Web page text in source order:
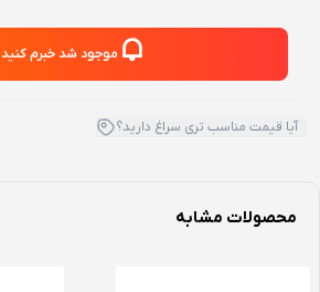
موجود شد خبرم کنید
آیا قیمت مناسب تری سراغ دارید؟
محصولات مشابه